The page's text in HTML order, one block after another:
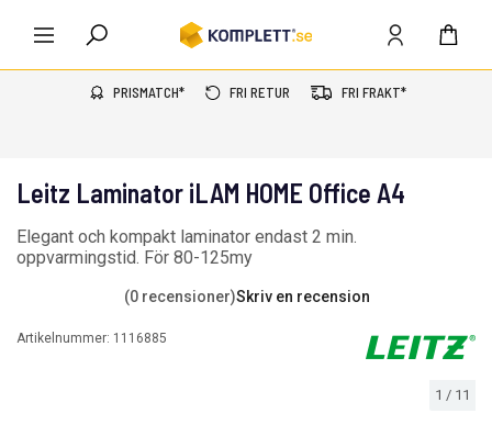
PRISMATCH* FRI RETUR FRI FRAKT*
1 / 11
Leitz Laminator iLAM HOME Office A4
Elegant och kompakt laminator endast 2 min.
oppvarmingstid. För 80-125my
(0 recensioner)Skriv en recension
Artikelnummer: 1116885